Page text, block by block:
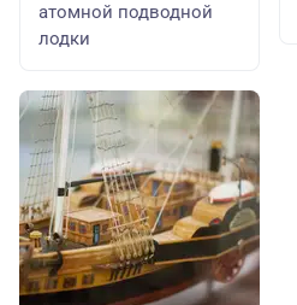
атомной подводной
лодки